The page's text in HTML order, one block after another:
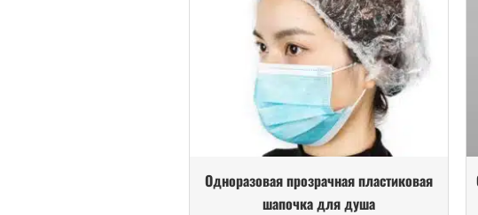
Одноразовая прозрачная пластиковая
шапочка для душа